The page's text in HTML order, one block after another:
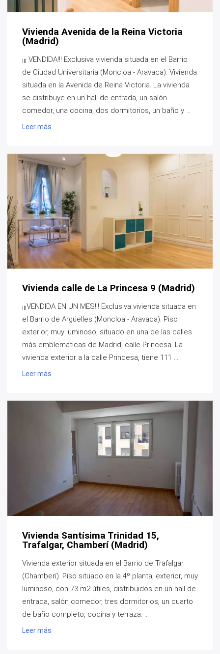
Vivienda Avenida de la Reina Victoria
(Madrid)
¡¡¡ VENDIDA!!! Exclusiva vivienda situada en el Barrio
de Ciudad Universitaria (Moncloa - Aravaca). Vivienda
situada en la Avenida de Reina Victoria. La vivienda
se distribuye en un hall de entrada, un salón-
comedor, una cocina, dos dormitorios, un baño y ...
Leer más
Vivienda calle de La Princesa 9 (Madrid)
¡¡¡VENDIDA EN UN MES!!! Exclusiva vivienda situada en
el Barrio de Argüelles (Moncloa - Aravaca). Piso
exterior, muy luminoso, situado en una de las calles
más emblemáticas de Madrid, calle Princesa. La
vivienda exterior a la calle Princesa, tiene 111 ...
Leer más
Vivienda Santísima Trinidad 15,
Trafalgar, Chamberí (Madrid)
Vivienda exterior situada en el Barrio de Trafalgar
(Chamberí). Piso situado en la 4º planta, exterior, muy
luminoso, con 73 m2 útiles, distribuidos en un hall de
entrada, salón comedor, tres dormitorios, un cuarto
de baño completo, cocina y terraza. ...
Leer más